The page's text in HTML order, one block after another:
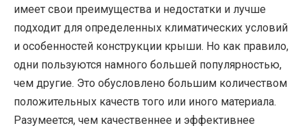
имеет свои преимущества и недостатки и лучше
подходит для определенных климатических условий
и особенностей конструкции крыши. Но как правило,
одни пользуются намного большей популярностью,
чем другие. Это обусловлено большим количеством
положительных качеств того или иного материала.
Разумеется, чем качественнее и эффективнее